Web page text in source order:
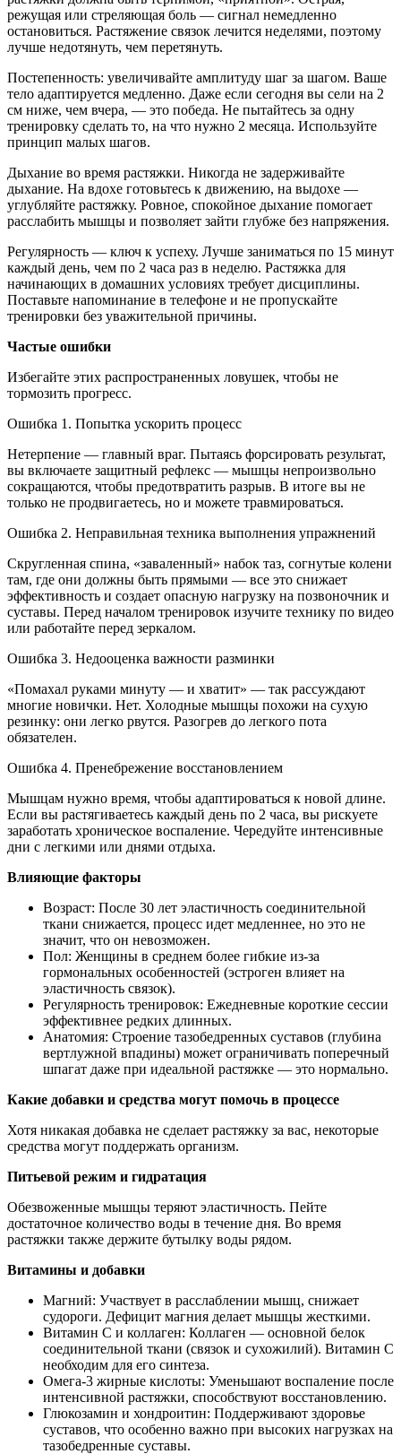
режущая или стреляющая боль — сигнал немедленно
остановиться. Растяжение связок лечится неделями, поэтому
лучше недотянуть, чем перетянуть.
Постепенность: увеличивайте амплитуду шаг за шагом. Ваше
тело адаптируется медленно. Даже если сегодня вы сели на 2
см ниже, чем вчера, — это победа. Не пытайтесь за одну
тренировку сделать то, на что нужно 2 месяца. Используйте
принцип малых шагов.
Дыхание во время растяжки. Никогда не задерживайте
дыхание. На вдохе готовьтесь к движению, на выдохе —
углубляйте растяжку. Ровное, спокойное дыхание помогает
расслабить мышцы и позволяет зайти глубже без напряжения.
Регулярность — ключ к успеху. Лучше заниматься по 15 минут
каждый день, чем по 2 часа раз в неделю. Растяжка для
начинающих в домашних условиях требует дисциплины.
Поставьте напоминание в телефоне и не пропускайте
тренировки без уважительной причины.
Частые ошибки
Избегайте этих распространенных ловушек, чтобы не
тормозить прогресс.
Ошибка 1. Попытка ускорить процесс
Нетерпение — главный враг. Пытаясь форсировать результат,
вы включаете защитный рефлекс — мышцы непроизвольно
сокращаются, чтобы предотвратить разрыв. В итоге вы не
только не продвигаетесь, но и можете травмироваться.
Ошибка 2. Неправильная техника выполнения упражнений
Скругленная спина, «заваленный» набок таз, согнутые колени
там, где они должны быть прямыми — все это снижает
эффективность и создает опасную нагрузку на позвоночник и
суставы. Перед началом тренировок изучите технику по видео
или работайте перед зеркалом.
Ошибка 3. Недооценка важности разминки
«Помахал руками минуту — и хватит» — так рассуждают
многие новички. Нет. Холодные мышцы похожи на сухую
резинку: они легко рвутся. Разогрев до легкого пота
обязателен.
Ошибка 4. Пренебрежение восстановлением
Мышцам нужно время, чтобы адаптироваться к новой длине.
Если вы растягиваетесь каждый день по 2 часа, вы рискуете
заработать хроническое воспаление. Чередуйте интенсивные
дни с легкими или днями отдыха.
Влияющие факторы
Возраст: После 30 лет эластичность соединительной
ткани снижается, процесс идет медленнее, но это не
значит, что он невозможен.
Пол: Женщины в среднем более гибкие из-за
гормональных особенностей (эстроген влияет на
эластичность связок).
Регулярность тренировок: Ежедневные короткие сессии
эффективнее редких длинных.
Анатомия: Строение тазобедренных суставов (глубина
вертлужной впадины) может ограничивать поперечный
шпагат даже при идеальной растяжке — это нормально.
Какие добавки и средства могут помочь в процессе
Хотя никакая добавка не сделает растяжку за вас, некоторые
средства могут поддержать организм.
Питьевой режим и гидратация
Обезвоженные мышцы теряют эластичность. Пейте
достаточное количество воды в течение дня. Во время
растяжки также держите бутылку воды рядом.
Витамины и добавки
Магний: Участвует в расслаблении мышц, снижает
судороги. Дефицит магния делает мышцы жесткими.
Витамин C и коллаген: Коллаген — основной белок
соединительной ткани (связок и сухожилий). Витамин C
необходим для его синтеза.
Омега-3 жирные кислоты: Уменьшают воспаление после
интенсивной растяжки, способствуют восстановлению.
Глюкозамин и хондроитин: Поддерживают здоровье
суставов, что особенно важно при высоких нагрузках на
тазобедренные суставы.